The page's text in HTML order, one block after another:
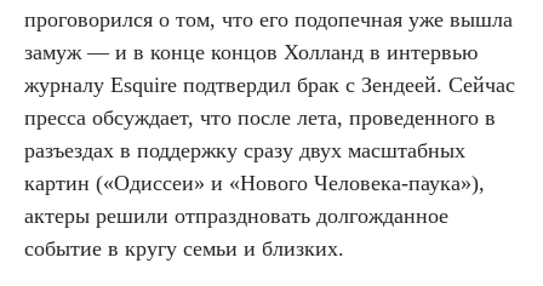
проговорился о том, что его подопечная уже вышла
замуж — и в конце концов Холланд в интервью
журналу Esquire подтвердил брак с Зендеей. Сейчас
пресса обсуждает, что после лета, проведенного в
разъездах в поддержку сразу двух масштабных
картин («Одиссеи» и «Нового Человека-паука»),
актеры решили отпраздновать долгожданное
событие в кругу семьи и близких.